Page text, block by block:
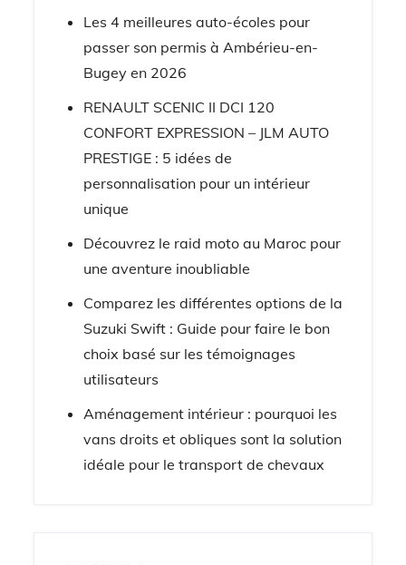
Les 4 meilleures auto-écoles pour
passer son permis à Ambérieu-en-
Bugey en 2026
RENAULT SCENIC II DCI 120
CONFORT EXPRESSION – JLM AUTO
PRESTIGE : 5 idées de
personnalisation pour un intérieur
unique
Découvrez le raid moto au Maroc pour
une aventure inoubliable
Comparez les différentes options de la
Suzuki Swift : Guide pour faire le bon
choix basé sur les témoignages
utilisateurs
Aménagement intérieur : pourquoi les
vans droits et obliques sont la solution
idéale pour le transport de chevaux